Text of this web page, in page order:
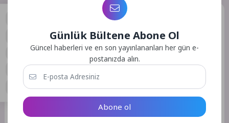
Teknoloji
5 Ay Önce 27
Vodafone Discover Genç
Başvurular Başladı
Türkiye’nin dijitalleşmesine liderlik
6 Gün Önce 63
Geleceğin mühendisleri
Buca’da yetişiyor
Buca Belediyesi, çocukları erken
Günlük Bültene Abone Ol
Güncel haberleri ve en son yayınlananları her gün e-
postanızda alın.
Abone ol